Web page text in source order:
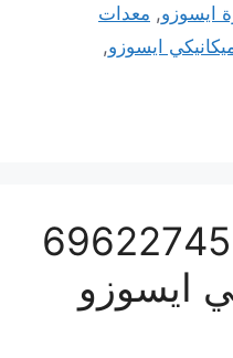
ايسوزو, معدات
ايسوزو,
تصليح ايسوزو 69622745
ايسوزو